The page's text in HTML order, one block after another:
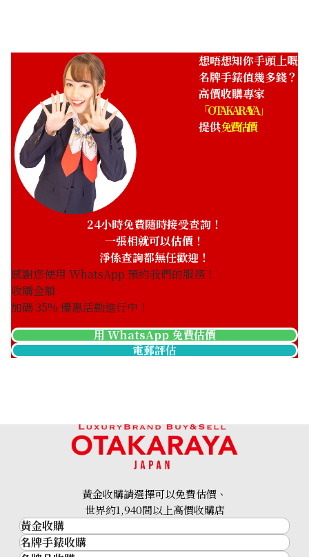
想唔想知你手頭上嘅
名牌手錶值幾多錢？
高價收購專家
「OTAKARAYA」
提供免費估價
24小時免費隨時接受查詢！
一張相就可以估價！
淨係查詢都無任歡迎！
感謝您使用 WhatsApp 預約我們的服務！
收購金額
加碼35% 優惠活動進行中！
用 WhatsApp 免費估價
電郵評估
黃金收購請選擇可以免費估價、
世界約1,940間以上高價收購店
黃金收購
黃金･金條
名牌手錶收購